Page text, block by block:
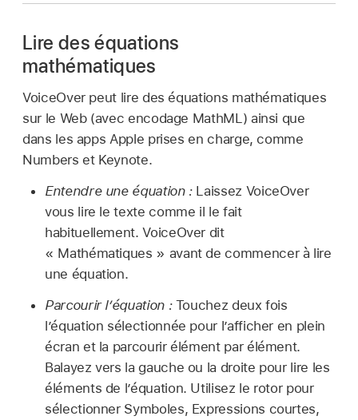
Lire des équations
mathématiques
VoiceOver peut lire des équations mathématiques
sur le Web (avec encodage MathML) ainsi que
dans les apps Apple prises en charge, comme
Numbers et Keynote.
Entendre une équation :Laissez VoiceOver
vous lire le texte comme il le fait
habituellement. VoiceOver dit
« Mathématiques » avant de commencer à lire
une équation.
Parcourir l’équation :Touchez deux fois
l’équation sélectionnée pour l’afficher en plein
écran et la parcourir élément par élément.
Balayez vers la gauche ou la droite pour lire les
éléments de l’équation. Utilisez le rotor pour
sélectionner Symboles, Expressions courtes,